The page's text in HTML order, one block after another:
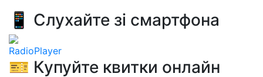
📱 Слухайте зі смартфона
RadioPlayer
🎫 Купуйте квитки онлайн